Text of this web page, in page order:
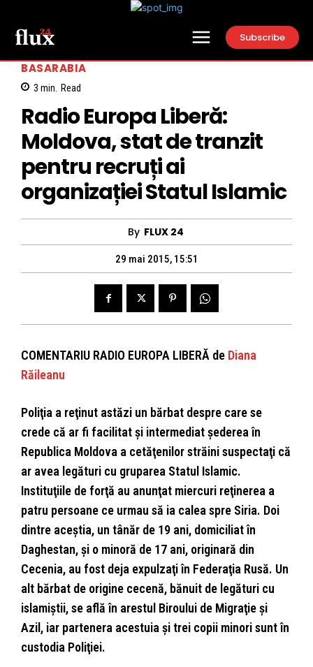
Subscribe
BASARABIA
3 min. Read
Radio Europa Liberă:
Moldova, stat de tranzit
pentru recruți ai
organizației Statul Islamic
By FLUX 24
29 mai 2015, 15:51
COMENTARIU RADIO EUROPA LIBERĂ de Diana
Răileanu
Poliţia a reţinut astăzi un bărbat despre care se
crede că ar fi facilitat şi intermediat şederea în
Republica Moldova a cetăţenilor străini suspectaţi că
ar avea legături cu gruparea Statul Islamic.
Instituţiile de forţă au anunţat miercuri reţinerea a
patru persoane ce urmau să ia calea spre Siria. Doi
dintre aceştia, un tânăr de 19 ani, domiciliat în
Daghestan, şi o minoră de 17 ani, originară din
Cecenia, au fost deja expulzaţi în Federaţia Rusă. Un
alt bărbat de origine cecenă, bănuit de legături cu
islamiştii, se află în arestul Biroului de Migraţie şi
Azil, iar partenera acestuia şi trei copii minori sunt în
custodia Poliţiei.